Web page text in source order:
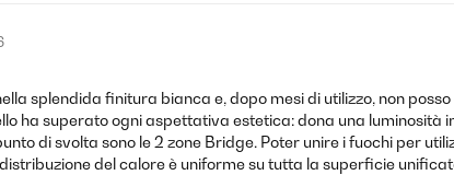
splendida finitura bianca e, dopo mesi di utilizzo, non
ha superato ogni aspettativa estetica: dona una luminosità
di svolta sono le 2 zone Bridge. Poter unire i fuochi per
del calore è uniforme su tutta la superficie